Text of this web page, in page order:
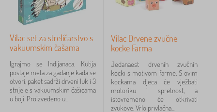
Vilac set za streličarstvo s
vakuumskim čašama
Igrajmo se Indijanaca. Kutija
postaje meta za gađanje kada se
otvori, paket sadrži drveni luk i 3
strijele s vakuumskim čašicama
u boji. Proizvedeno u...
Vilac Drvene zvučne
kocke Farma
Jedanaest drvenih zvučnih
kocki s motivom farme. S ovim
kockama djeca će vježbati
motoriku i spretnost, a
istovremeno će otkrivati
zvukove. Vrlo privlačna...